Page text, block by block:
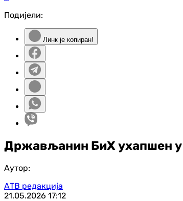
Подијели:
Линк је копиран!
Држављанин БиХ ухапшен у
Аутор:
АТВ редакција
21.05.2026 17:12